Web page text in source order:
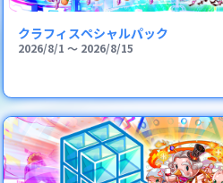
クラフィスペシャルパック
2026/8/1 〜 2026/8/15